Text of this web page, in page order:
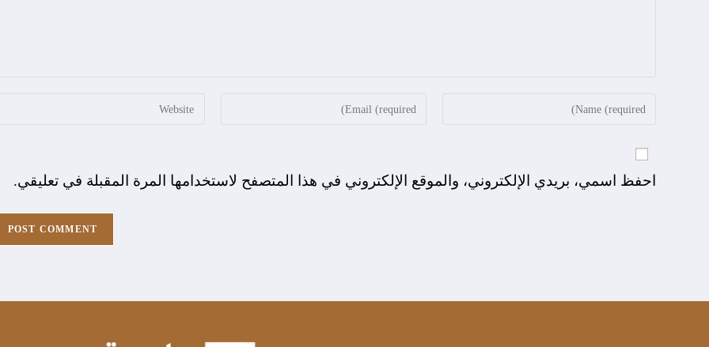
احفظ اسمي، بريدي الإلكتروني، والموقع الإلكتروني في هذا المتصفح لاستخدامها المرة المقبلة في تعليقي.